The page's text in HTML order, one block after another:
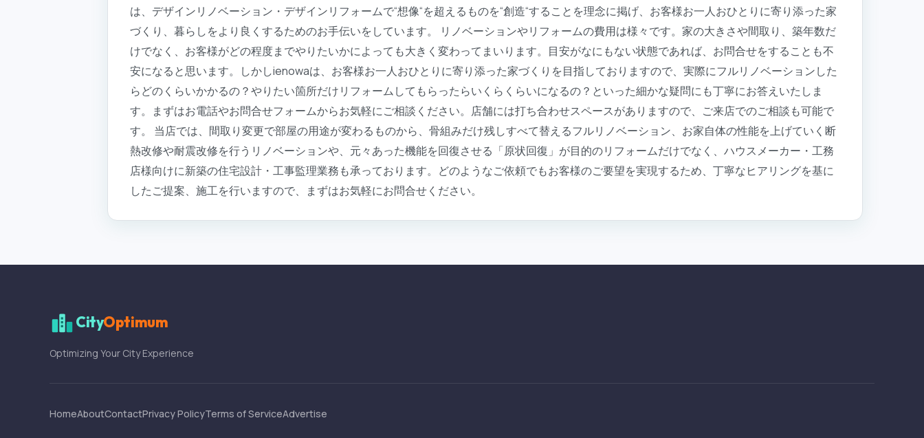
は、デザインリノベーション・デザインリフォームで“想像“を超えるものを“創造“することを理念に掲げ、お客様お一人おひとりに寄り添った家
づくり、暮らしをより良くするためのお手伝いをしています。 リノベーションやリフォームの費用は様々です。家の大きさや間取り、築年数だ
けでなく、お客様がどの程度までやりたいかによっても大きく変わってまいります。目安がなにもない状態であれば、お問合せをすることも不
安になると思います。しかしienowaは、お客様お一人おひとりに寄り添った家づくりを目指しておりますので、実際にフルリノベーションした
らどのくらいかかるの？やりたい箇所だけリフォームしてもらったらいくらくらいになるの？といった細かな疑問にも丁寧にお答えいたしま
す。まずはお電話やお問合せフォームからお気軽にご相談ください。店舗には打ち合わせスペースがありますので、ご来店でのご相談も可能で
す。 当店では、間取り変更で部屋の用途が変わるものから、骨組みだけ残しすべて替えるフルリノベーション、お家自体の性能を上げていく断
熱改修や耐震改修を行うリノベーションや、元々あった機能を回復させる「原状回復」が目的のリフォームだけでなく、ハウスメーカー・工務
店様向けに新築の住宅設計・工事監理業務も承っております。どのようなご依頼でもお客様のご要望を実現するため、丁寧なヒアリングを基に
したご提案、施工を行いますので、まずはお気軽にお問合せください。
CityOptimum
Optimizing Your City Experience
HomeAboutContactPrivacy PolicyTerms of ServiceAdvertise